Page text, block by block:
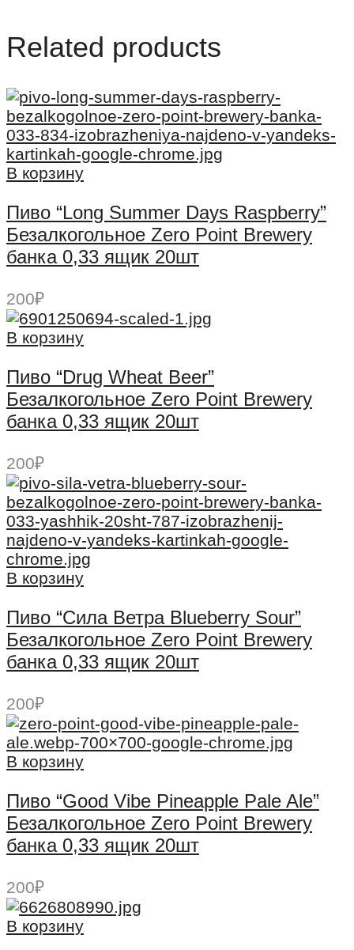
Related products
В корзину
Пиво “Long Summer Days Raspberry”
Безалкогольное Zero Point Brewery
банка 0,33 ящик 20шт
200₽
В корзину
Пиво “Drug Wheat Beer”
Безалкогольное Zero Point Brewery
банка 0,33 ящик 20шт
200₽
В корзину
Пиво “Сила Ветра Blueberry Sour”
Безалкогольное Zero Point Brewery
банка 0,33 ящик 20шт
200₽
В корзину
Пиво “Good Vibe Pineapple Pale Ale”
Безалкогольное Zero Point Brewery
банка 0,33 ящик 20шт
200₽
В корзину